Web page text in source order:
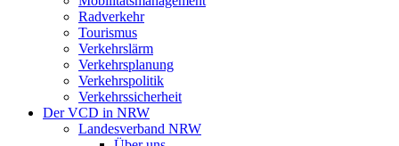
Radverkehr
Tourismus
Verkehrslärm
Verkehrsplanung
Verkehrspolitik
Verkehrssicherheit
Der VCD in NRW
Landesverband NRW